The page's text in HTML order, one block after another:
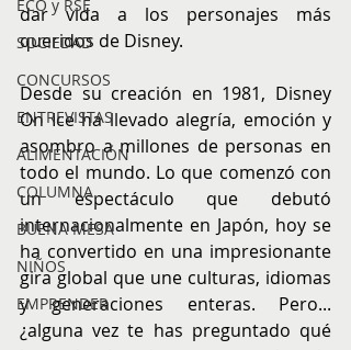
ECO y RSE
SOCIEDAD
CONCURSOS
ENTREVISTAS
ALIMENTACIÓN
COLUMNA
BUENA MESA
NIÑOS
EMPRENDER
dar vida a los personajes más
queridos de Disney.
Desde su creación en 1981, Disney
On Ice ha llevado alegría, emoción y
asombro a millones de personas en
todo el mundo. Lo que comenzó con
un espectáculo que debutó
internacionalmente en Japón, hoy se
ha convertido en una impresionante
gira global que une culturas, idiomas
y generaciones enteras. Pero...
¿alguna vez te has preguntado qué